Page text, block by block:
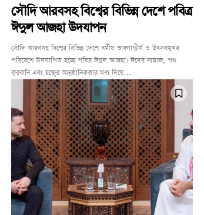
সৌদি আরবসহ বিশ্বের বিভিন্ন দেশে পবিত্র
ঈদুল আজহা উদযাপন
সৌদি আরবসহ বিশ্বের বিভিন্ন দেশে ধর্মীয় ভাবগাম্ভীর্য ও উৎসবমুখর
পরিবেশে উদযাপিত হচ্ছে পবিত্র ঈদুল আজহা। ঈদের নামাজ, পশু
কুরবানি এবং হজ্বের আনুষ্ঠানিকতার মধ্য দিয়ে...